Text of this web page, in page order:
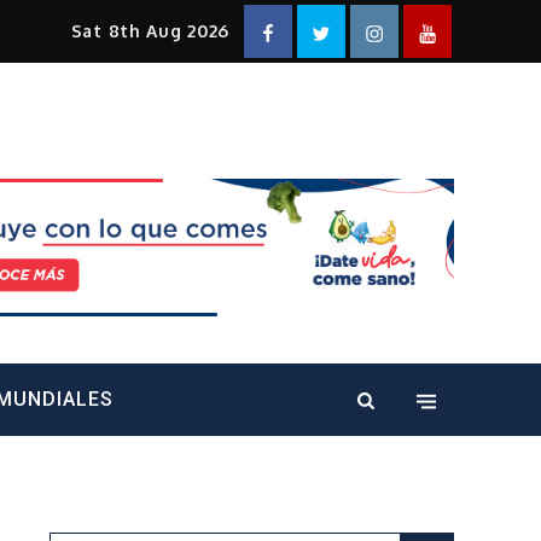
Sat 8th Aug 2026 FacebookTwitterInstagramYouTube